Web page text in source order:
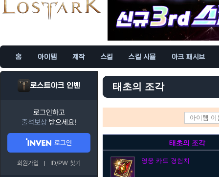
홈 아이템 제작 스킬 스킬 시뮬 아크 패시브
로스트아크 인벤
로그인하고
출석보상 받으세요!
로그인
회원가입 ID/PW 찾기
태초의 조각
태초의 조각
영웅 카드 경험치